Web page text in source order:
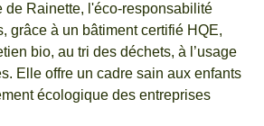
de Rainette, l'éco-responsabilité
grâce à un bâtiment certifié HQE,
bio, au tri des déchets, à l’usage
Elle offre un cadre sain aux enfants
écologique des entreprises